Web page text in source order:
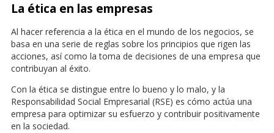
La ética en las empresas
Al hacer referencia a la ética en el mundo de los negocios, se
basa en una serie de reglas sobre los principios que rigen las
acciones, así como la toma de decisiones de una empresa que
contribuyan al éxito.
Con la ética se distingue entre lo bueno y lo malo, y la
Responsabilidad Social Empresarial (RSE) es cómo actúa una
empresa para optimizar su esfuerzo y contribuir positivamente
en la sociedad.